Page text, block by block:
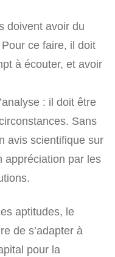
doivent avoir du
ce faire, il doit
à écouter, et avoir
: il doit être
Sans
avis scientifique sur
appréciation par les
aptitudes, le
de s’adapter à
pour la